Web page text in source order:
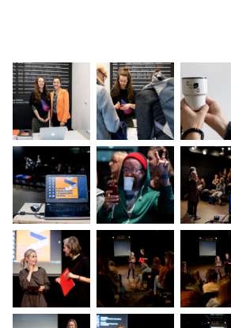
uczciwa, bardziej solidarna. Sprzyjająca
jednocześnie dająca bezpieczeństwo,
tym wrażliwa społecznie. Jaka jeszcze
O tym chcemy z Wami rozmawiać w
Pedagożek Teatru.
Organizatorzy:
Stowarzyszenie
Wydarzenie współfinansowane ze środków
Warszawa w ramach projektu Centrum
Udostępnij: